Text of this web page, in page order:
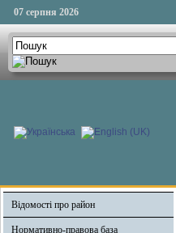
07 серпня 2026
Відомості про район
Нормативно-правова база